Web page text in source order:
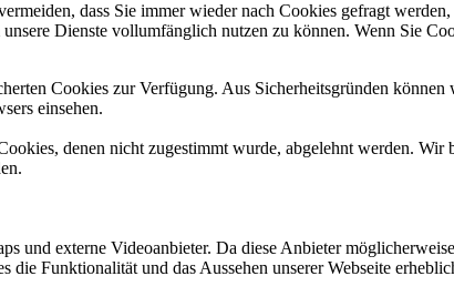
dass Sie immer wieder nach Cookies gefragt
Dienste vollumfänglich nutzen zu können. Wenn Sie
Cookies zur Verfügung. Aus Sicherheitsgründen
einsehen.
denen nicht zugestimmt wurde, abgelehnt werden.
und externe Videoanbieter. Da diese Anbieter
Funktionalität und das Aussehen unserer Webseite